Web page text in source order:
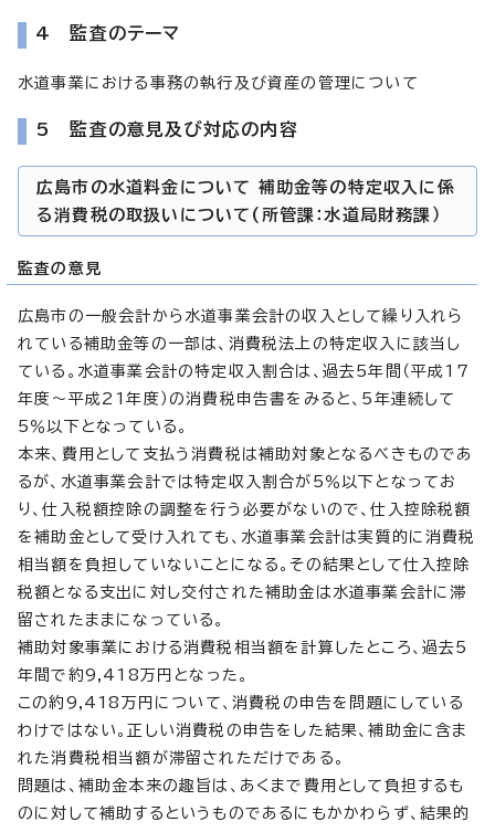
4 監査のテーマ
水道事業における事務の執行及び資産の管理について
5 監査の意見及び対応の内容
広島市の水道料金について 補助金等の特定収入に係
る消費税の取扱いについて(所管課：水道局財務課）
監査の意見
広島市の一般会計から水道事業会計の収入として繰り入れら
れている補助金等の一部は、消費税法上の特定収入に該当し
ている。水道事業会計の特定収入割合は、過去5年間（平成17
年度～平成21年度）の消費税申告書をみると、5年連続して
5％以下となっている。
本来、費用として支払う消費税は補助対象となるべきものであ
るが、水道事業会計では特定収入割合が5％以下となってお
り、仕入税額控除の調整を行う必要がないので、仕入控除税額
を補助金として受け入れても、水道事業会計は実質的に消費税
相当額を負担していないことになる。その結果として仕入控除
税額となる支出に対し交付された補助金は水道事業会計に滞
留されたままになっている。
補助対象事業における消費税相当額を計算したところ、過去5
年間で約9,418万円となった。
この約9,418万円について、消費税の申告を問題にしている
わけではない。正しい消費税の申告をした結果、補助金に含ま
れた消費税相当額が滞留されただけである。
問題は、補助金本来の趣旨は、あくまで費用として負担するも
のに対して補助するというものであるにもかかわらず、結果的